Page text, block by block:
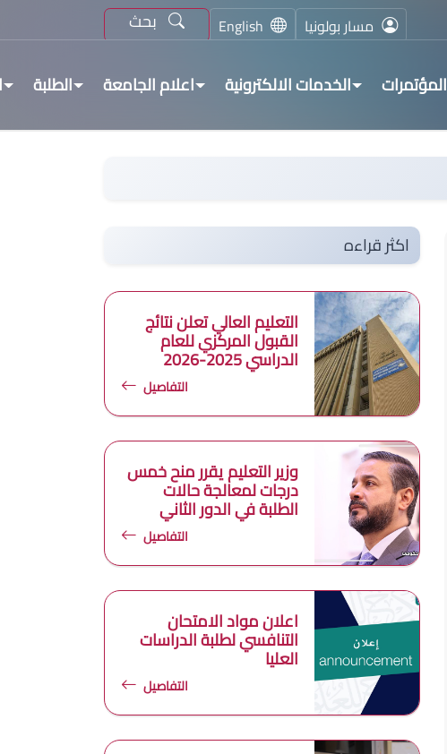
مسار بولونيا بحث
المؤتمرات الخدمات الالكترونية اعلام الجامعة الطلبة
اكثر قراءه
التعليم العالي تعلن نتائج
القبول المركزي للعام
الدراسي 2025-2026
التفاصيل
وزير التعليم يقرر منح خمس
درجات لمعالجة حالات
الطلبة في الدور الثاني
التفاصيل
اعلان مواد الامتحان
التنافسي لطلبة الدراسات
العليا
التفاصيل